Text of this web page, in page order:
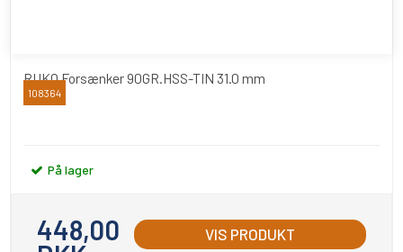
RUKO Forsænker 90GR.HSS-TIN 31.0 mm
RUKO
108364
På lager
448,00 VIS PRODUKT